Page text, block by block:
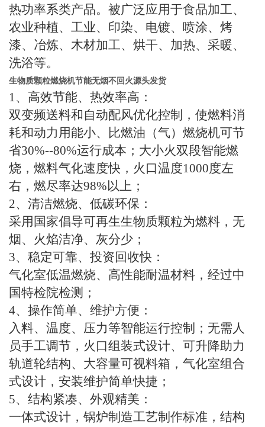
热功率系类产品。被广泛应用于食品加工、
农业种植、工业、印染、电镀、喷涂、烤
漆、冶炼、木材加工、烘干、加热、采暖、
洗浴等。
生物质颗粒燃烧机节能无烟不回火源头发货
1、高效节能、热效率高：
双变频送料和自动配风优化控制，使燃料消
耗和动力用能小、比燃油（气）燃烧机可节
省30%--80%运行成本；大小火双段智能燃
烧，燃料气化速度快，火口温度1000度左
右，燃尽率达98%以上；
2、清洁燃烧、低碳环保：
采用国家倡导可再生生物质颗粒为燃料，无
烟、火焰洁净、灰分少 ；
3、稳定可靠、投资回收快：
气化室低温燃烧、高性能耐温材料，经过中
国特检院检测；
4、操作简单、维护方便：
入料、温度、压力等智能运行控制；无需人
员手工调节，火口组装式设计、可升降助力
轨道轮结构、大容量可视料箱，气化室组合
式设计，安装维护简单快捷；
5、结构紧凑、外观精美：
一体式设计，锅炉制造工艺制作标准，结构